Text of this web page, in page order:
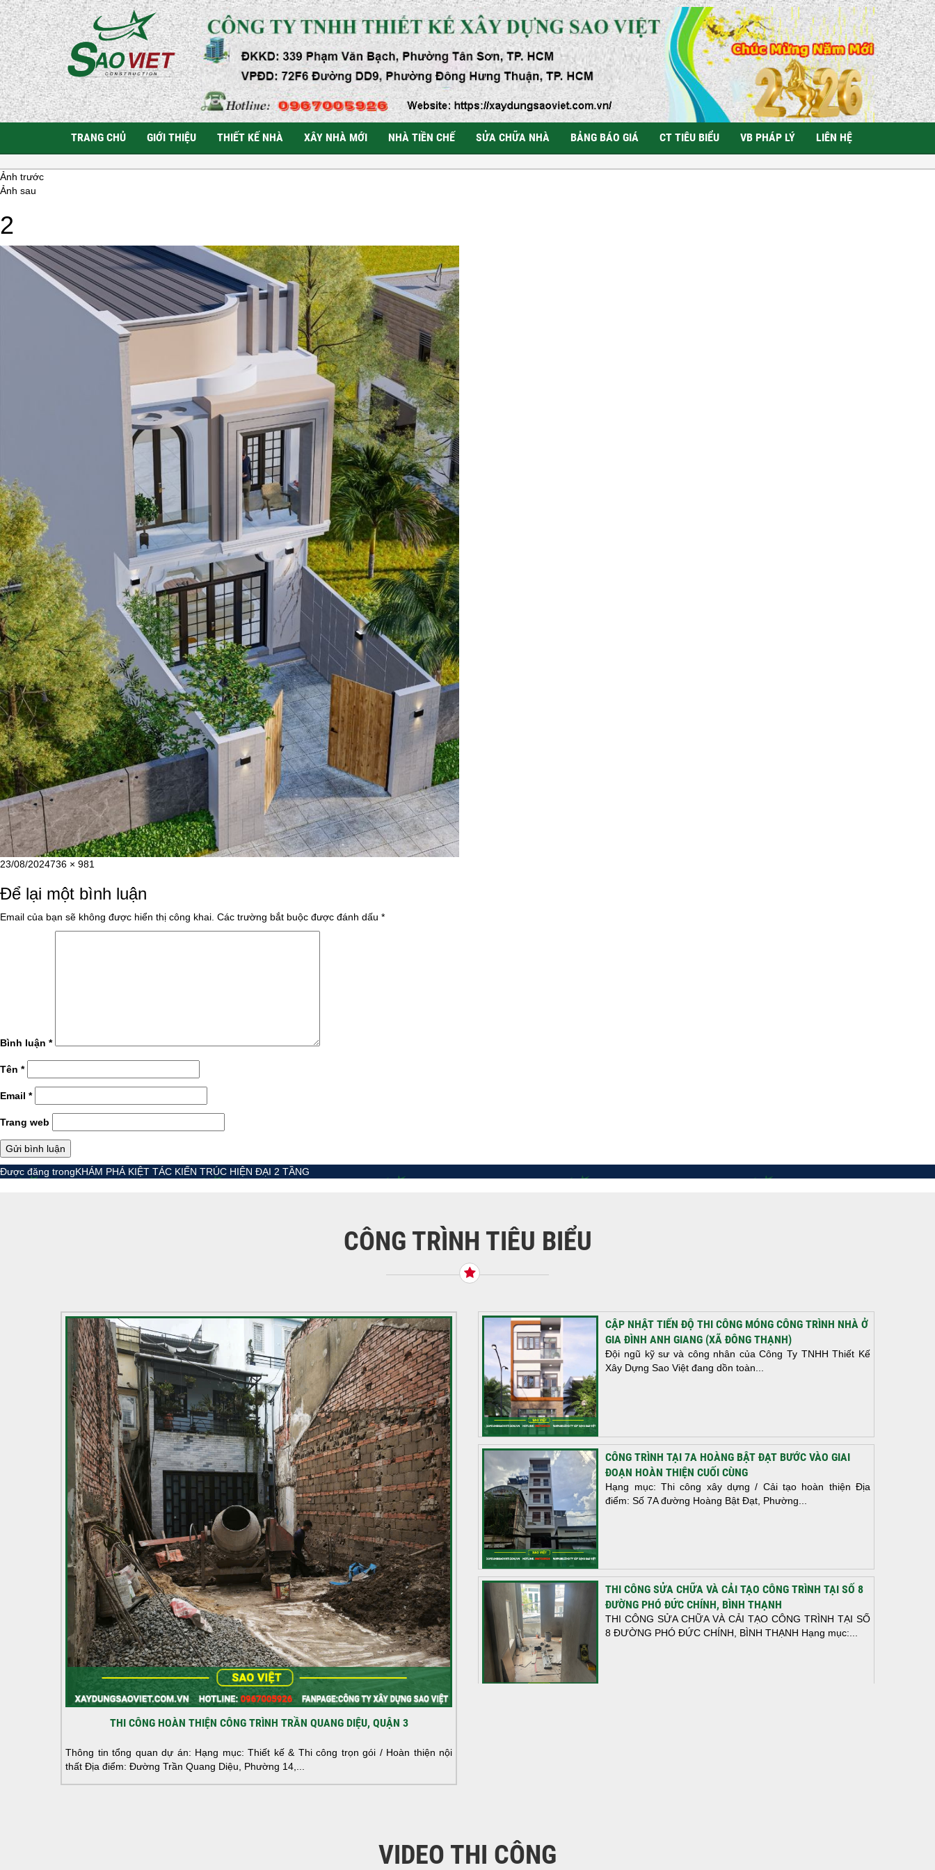
TRANG CHỦ GIỚI THIỆU THIẾT KẾ NHÀ XÂY NHÀ MỚI NHÀ TIỀN CHẾ SỬA CHỮA NHÀ BẢNG BÁO GIÁ CT TIÊU BIỂU VB PHÁP LÝ LIÊN HỆ
Ảnh trước
Ảnh sau
2
Đăng
ngày
23/08/2024Kích
đầy
736 × 981
Để lại một bình luận
Email của bạn sẽ không được hiển thị công khai. Các trường bắt buộc được đánh dấu *
Bình luận *
Tên *
Email *
Trang web
Điều
Được đăng trongKHÁM PHÁ KIỆT TÁC KIẾN TRÚC HIỆN ĐẠI 2 TẦNG
CÔNG TRÌNH TIÊU BIỂU
THI CÔNG HOÀN THIỆN CÔNG TRÌNH TRẦN QUANG DIỆU, QUẬN 3
Thông tin tổng quan dự án: Hạng mục: Thiết kế & Thi công trọn gói / Hoàn thiện nội
thất Địa điểm: Đường Trần Quang Diệu, Phường 14,...
CẬP NHẬT TIẾN ĐỘ THI CÔNG MÓNG CÔNG TRÌNH NHÀ Ở
GIA ĐÌNH ANH GIANG (XÃ ĐÔNG THẠNH)
Đội ngũ kỹ sư và công nhân của Công Ty TNHH Thiết Kế
Xây Dựng Sao Việt đang dồn toàn...
CÔNG TRÌNH TẠI 7A HOÀNG BẬT ĐẠT BƯỚC VÀO GIAI
ĐOẠN HOÀN THIỆN CUỐI CÙNG
Hạng mục: Thi công xây dựng / Cải tạo hoàn thiện Địa
điểm: Số 7A đường Hoàng Bật Đạt, Phường...
THI CÔNG SỬA CHỮA VÀ CẢI TẠO CÔNG TRÌNH TẠI SỐ 8
ĐƯỜNG PHÓ ĐỨC CHÍNH, BÌNH THẠNH
THI CÔNG SỬA CHỮA VÀ CẢI TẠO CÔNG TRÌNH TẠI SỐ
8 ĐƯỜNG PHÓ ĐỨC CHÍNH, BÌNH THẠNH Hạng mục:...
VIDEO THI CÔNG